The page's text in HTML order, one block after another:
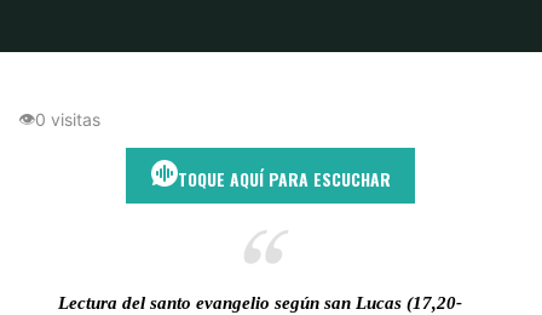
👁0 visitas
TOQUE AQUÍ PARA ESCUCHAR
Lectura del santo evangelio según san Lucas (17,20-